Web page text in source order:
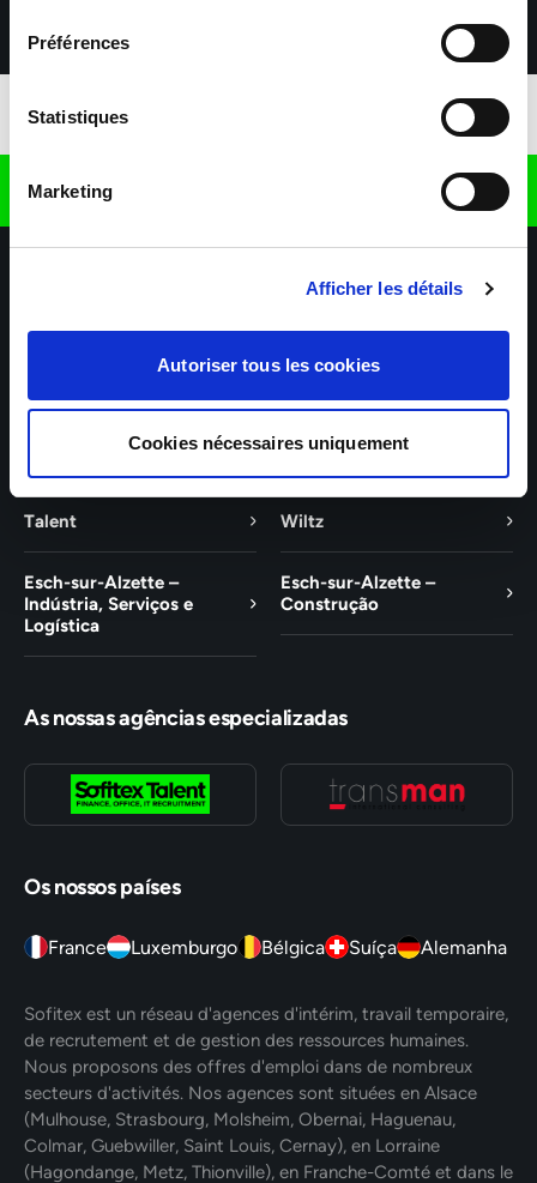
Préférences
Statistiques
Marketing
Afficher les détails
Autoriser tous les cookies
Cookies nécessaires uniquement
Descarregar a aplicação
Ajuda e contacto
Talent Wiltz
Esch-sur-Alzette –
Indústria, Serviços e
Logística
Esch-sur-Alzette –
Construção
As nossas agências especializadas
Os nossos países
France Luxemburgo Bélgica Suíça Alemanha
Sofitex est un réseau d'agences d'intérim, travail temporaire,
de recrutement et de gestion des ressources humaines.
Nous proposons des offres d'emploi dans de nombreux
secteurs d'activités. Nos agences sont situées en Alsace
(Mulhouse, Strasbourg, Molsheim, Obernai, Haguenau,
Colmar, Guebwiller, Saint Louis, Cernay), en Lorraine
(Hagondange, Metz, Thionville), en Franche-Comté et dans le